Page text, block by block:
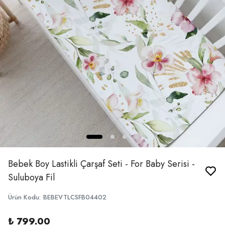
Bebek Boy Lastikli Çarşaf Seti - For Baby Serisi -
Suluboya Fil
Ürün Kodu: BEBEVTLCSFB04402
₺ 799.00